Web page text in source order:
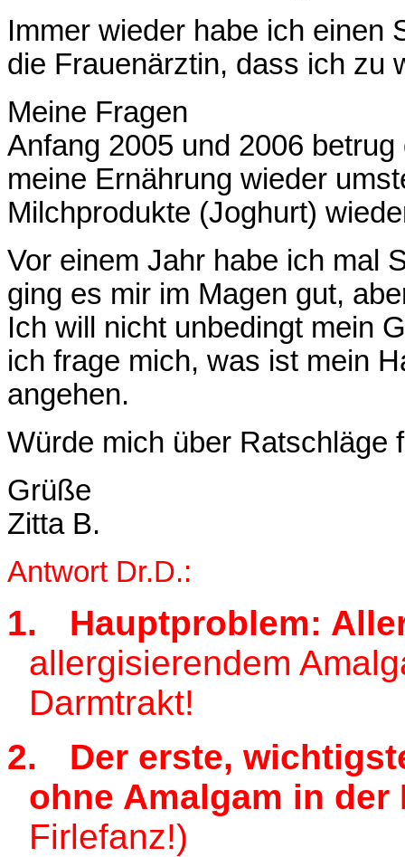
Immer wieder habe ich einen
die Frauenärztin, dass ich zu
Meine Fragen
Anfang 2005 und 2006
meine Ernährung wieder
Milchprodukte (Joghurt)
Vor einem Jahr habe ich mal
ging es mir im Magen gut,
Ich will nicht unbedingt mein
ich frage mich, was ist mein
angehen.
Würde mich über Ratschläge
Grüße
Zitta B.
Antwort Dr.D.:
1.
Hauptproblem:
allergisierendem
Darmtrakt!
2.
Der erste,
ohne Amalgam in
Firlefanz!)